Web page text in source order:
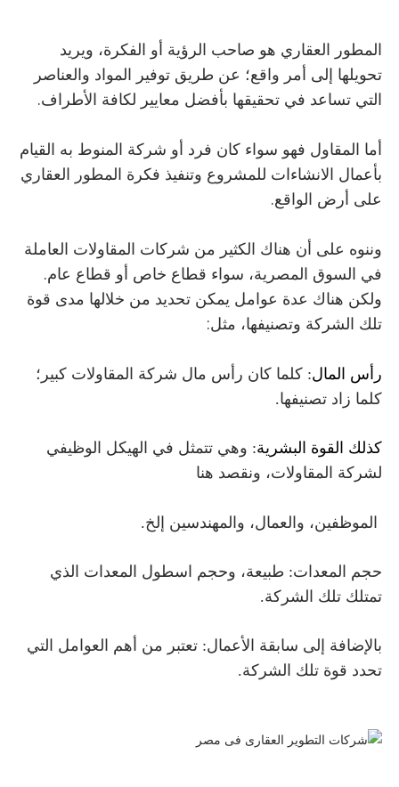
المطور العقاري هو صاحب الرؤية أو الفكرة، ويريد
تحويلها إلى أمر واقع؛ عن طريق توفير المواد والعناصر
التي تساعد في تحقيقها بأفضل معايير لكافة الأطراف.
أما المقاول فهو سواء كان فرد أو شركة المنوط به القيام
بأعمال الانشاءات للمشروع وتنفيذ فكرة المطور العقاري
على أرض الواقع.
وننوه على أن هناك الكثير من شركات المقاولات العاملة
في السوق المصرية، سواء قطاع خاص أو قطاع عام.
ولكن هناك عدة عوامل يمكن تحديد من خلالها مدى قوة
تلك الشركة وتصنيفها، مثل:
رأس المال: كلما كان رأس مال شركة المقاولات كبير؛
كلما زاد تصنيفها.
كذلك القوة البشرية: وهي تتمثل في الهيكل الوظيفي
لشركة المقاولات، ونقصد هنا
الموظفين، والعمال، والمهندسين إلخ.
حجم المعدات: طبيعة، وحجم اسطول المعدات الذي
تمتلك تلك الشركة.
بالإضافة إلى سابقة الأعمال: تعتبر من أهم العوامل التي
تحدد قوة تلك الشركة.